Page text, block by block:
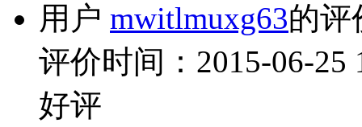
用户 mwitlmuxg63的评
评价时间：2015-06-25
好评